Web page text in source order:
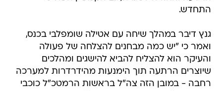
התחדש.
גנץ דיבר במהלך שיחה עם אטילה שומפלבי בכנס,
ואמר כי "יש כמה מבחנים להצלחה של פעולה
והעיקר הוא להצליח להביא להישגים ומהלכים
שיוצרים הרתעה תוך הימנעות מהידרדרות למערכה
רחבה - במובן הזה צה"ל בראשות הרמטכ"ל כוכבי